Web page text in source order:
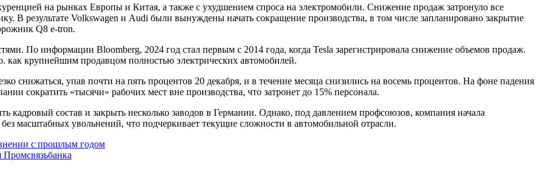
на рынках Европы и Китая, а также с ухудшением спроса на электромобили. Снижение продаж затронуло все
результате Volkswagen и Audi были вынуждены начать сокращение производства, в том числе запланировано закрытие
Q8 e-tron.
По информации Bloomberg, 2024 год стал первым с 2014 года, когда Tesla зарегистрировала снижение объемов продаж.
как крупнейшим продавцом полностью электрических автомобилей.
снижаться, упав почти на пять процентов 20 декабря, и в течение месяца снизились на восемь процентов. На фоне падения
сократить «тысячи» рабочих мест вне производства, что затронет до 15% персонала.
кадровый состав и закрыть несколько заводов в Германии. Однако, под давлением профсоюзов, компания начала
масштабных увольнений, что подчеркивает текущие сложности в автомобильной отрасли.
с прошлым годом